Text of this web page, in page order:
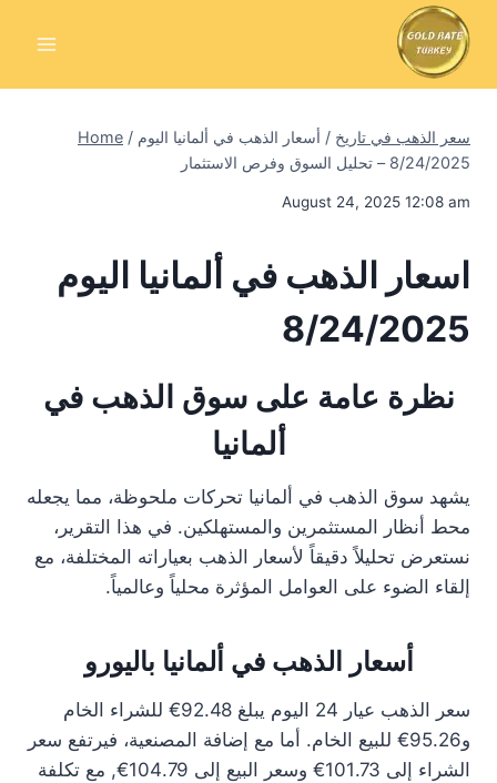
Home / سعر الذهب في تاريخ / أسعار الذهب في ألمانيا اليوم
8/24/2025 – تحليل السوق وفرص الاستثمار
August 24, 2025 12:08 am
اسعار الذهب في ألمانيا اليوم
8/24/2025
نظرة عامة على سوق الذهب في
ألمانيا
يشهد سوق الذهب في ألمانيا تحركات ملحوظة، مما يجعله
محط أنظار المستثمرين والمستهلكين. في هذا التقرير،
نستعرض تحليلاً دقيقاً لأسعار الذهب بعياراته المختلفة، مع
إلقاء الضوء على العوامل المؤثرة محلياً وعالمياً.
أسعار الذهب في ألمانيا باليورو
سعر الذهب عيار 24 اليوم يبلغ 92.48€ للشراء الخام
و95.26€ للبيع الخام. أما مع إضافة المصنعية، فيرتفع سعر
الشراء إلى 101.73€ وسعر البيع إلى 104.79€, مع تكلفة